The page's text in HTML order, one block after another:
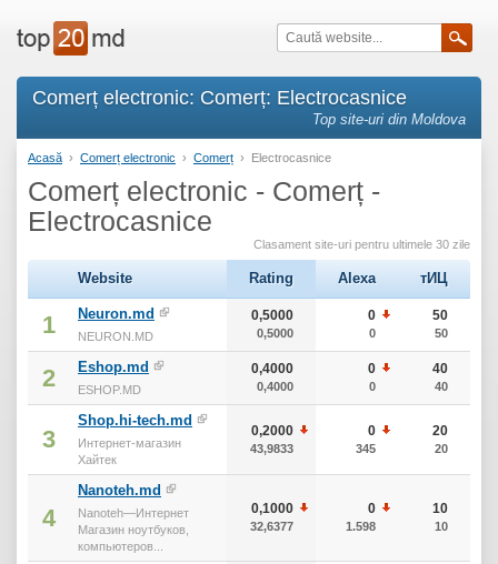
Comerț electronic: Comerț: Electrocasnice
Top site-uri din Moldova
Acasă › Comerț electronic › Comerț › Electrocasnice
Comerț electronic - Comerț -
Electrocasnice
Clasament site-uri pentru ultimele 30 zile
Website Rating Alexa тИЦ
1 Neuron.md
NEURON.MD
0,5000
0,5000
0
0
50
50
2 Eshop.md
ESHOP.MD
0,4000
0,4000
0
0
40
40
3
Shop.hi-tech.md
Интернет-магазин
Хайтек
0,2000
43,9833
0
345
20
20
4
Nanoteh.md
Nanoteh—Интернет
Магазин ноутбуков,
компьютеров...
0,1000
32,6377
0
1.598
10
10